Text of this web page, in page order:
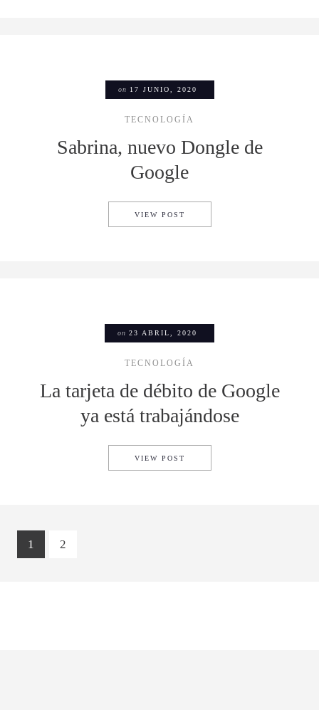
on 17 JUNIO, 2020
TECNOLOGÍA
Sabrina, nuevo Dongle de
Google
VIEW POST
on 23 ABRIL, 2020
TECNOLOGÍA
La tarjeta de débito de Google
ya está trabajándose
VIEW POST
1 2